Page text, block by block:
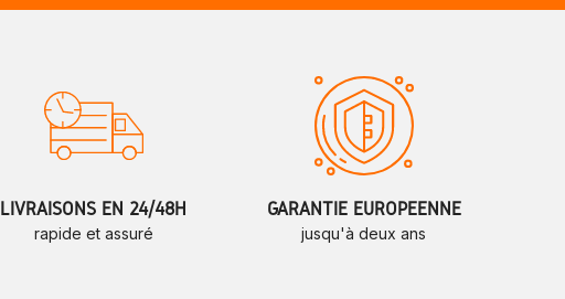
LIVRAISONS EN 24/48H
rapide et assuré
GARANTIE EUROPÉENNE
jusqu'à deux ans